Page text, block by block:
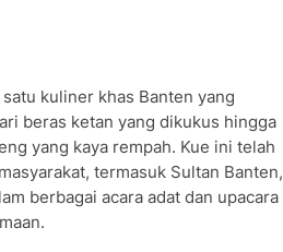
kuliner khas Banten yang
beras ketan yang dikukus hingga
yang kaya rempah. Kue ini telah
termasuk Sultan Banten,
berbagai acara adat dan upacara